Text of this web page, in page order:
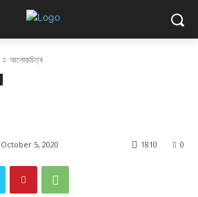
আলোকচিত্ৰ
October 5, 2020 0
1810